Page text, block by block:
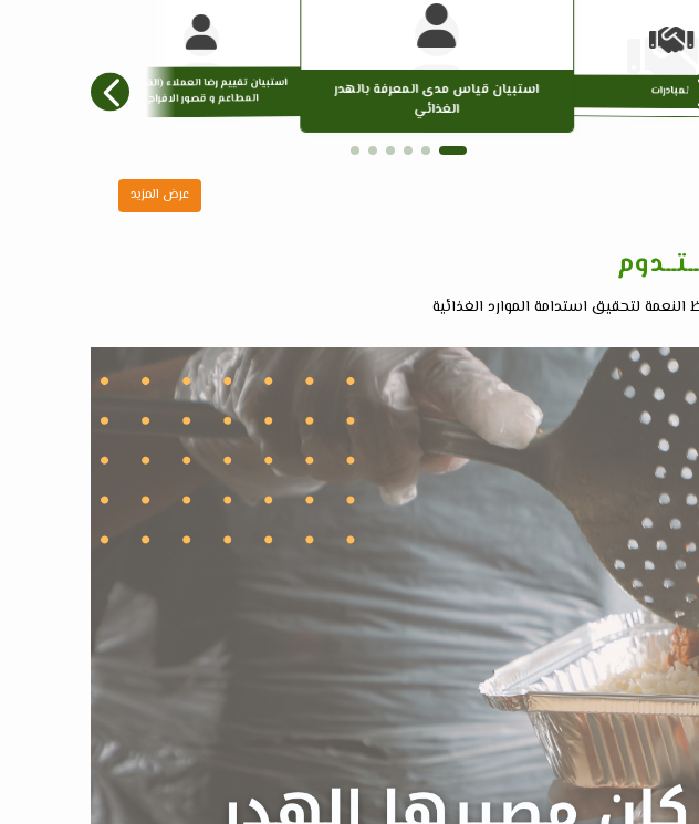
المبادرات استبيان قياس مدى المعرفة بالهدر
الغذائي
استبيان تقييم رضا العملاء (الفنادق و
المطاعم و قصور الافراح)
استبيان مدى رضا
عرض المزيد
لتحقيق استدامة الموارد الغذائية